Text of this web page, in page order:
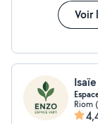
Voir
Riom